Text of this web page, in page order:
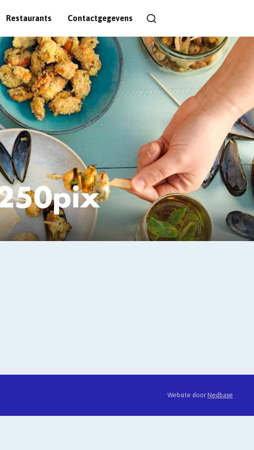
Restaurants Contactgegevens
Website door Nedbase